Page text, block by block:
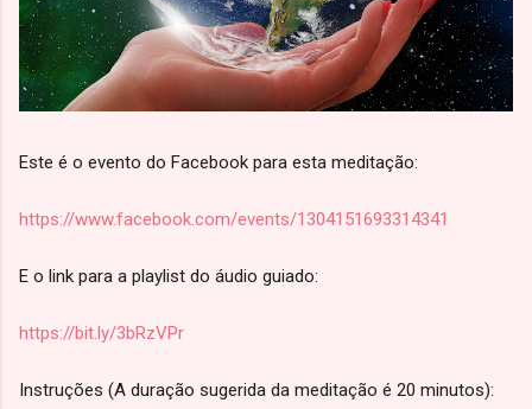
Este é o evento do Facebook para esta meditação:
https://www.facebook.com/events/1304151693314341
E o link para a playlist do áudio guiado:
https://bit.ly/3bRzVPr
Instruções (A duração sugerida da meditação é 20 minutos):